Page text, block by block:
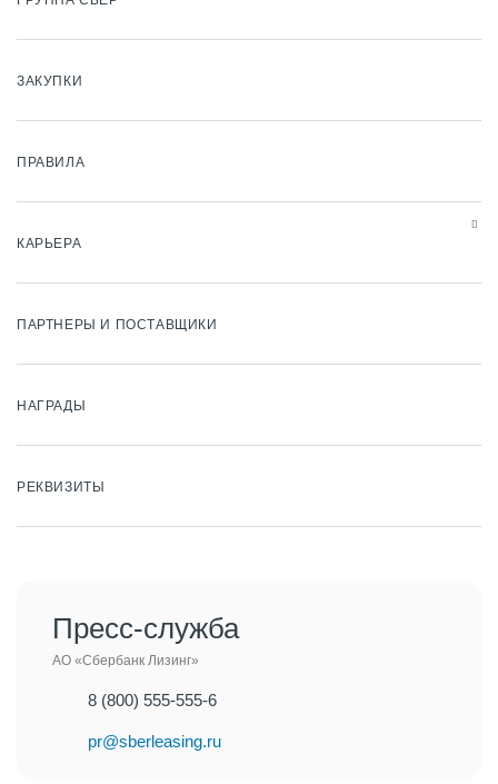
ЗАКУПКИ
ПРАВИЛА
КАРЬЕРА
ПАРТНЕРЫ И ПОСТАВЩИКИ
НАГРАДЫ
РЕКВИЗИТЫ
Пресс-служба
АО «Сбербанк Лизинг»
8 (800) 555-555-6
pr@sberleasing.ru